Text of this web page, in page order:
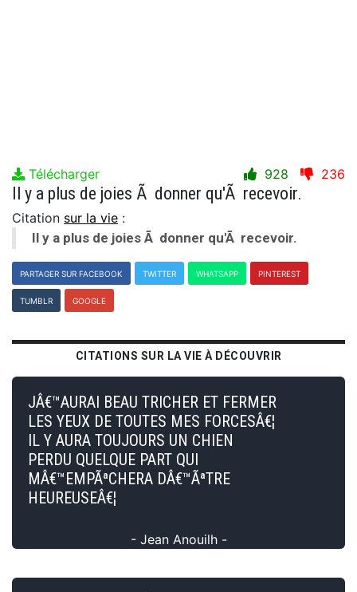
Télécharger 928 236
Il y a plus de joies Ã donner qu'Ã recevoir.
Citation sur la vie :
Il y a plus de joies Ã donner qu'Ã recevoir.
PARTAGER SUR FACEBOOK TWITTER WHATSAPP PINTEREST
TUMBLR GOOGLE
CITATIONS SUR LA VIE À DÉCOUVRIR
JÂ€™AURAI BEAU TRICHER ET FERMER
LES YEUX DE TOUTES MES FORCESÂ€¦
IL Y AURA TOUJOURS UN CHIEN
PERDU QUELQUE PART QUI
MÂ€™EMPÃªCHERA DÂ€™ÃªTRE
HEUREUSEÂ€¦
- Jean Anouilh -